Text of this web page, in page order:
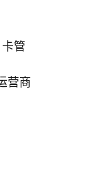
卡管
营商